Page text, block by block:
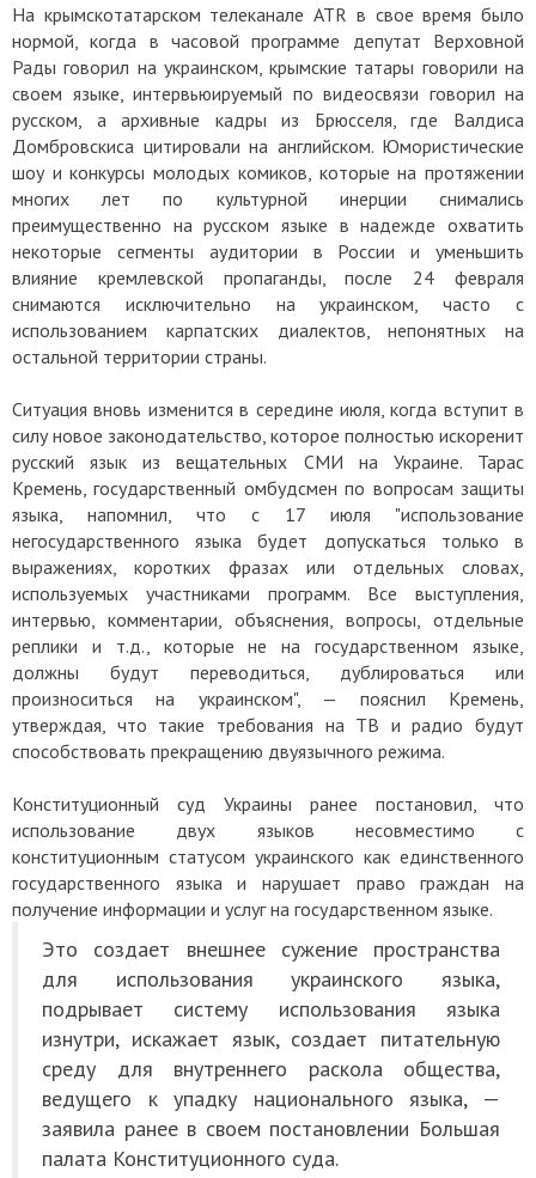
На крымскотатарском телеканале ATR в свое время было
нормой, когда в часовой программе депутат Верховной
Рады говорил на украинском, крымские татары говорили на
своем языке, интервьюируемый по видеосвязи говорил на
русском, а архивные кадры из Брюсселя, где Валдиса
Домбровскиса цитировали на английском. Юмористические
шоу и конкурсы молодых комиков, которые на протяжении
многих лет по культурной инерции снимались
преимущественно на русском языке в надежде охватить
некоторые сегменты аудитории в России и уменьшить
влияние кремлевской пропаганды, после 24 февраля
снимаются исключительно на украинском, часто с
использованием карпатских диалектов, непонятных на
остальной территории страны.
Ситуация вновь изменится в середине июля, когда вступит в
силу новое законодательство, которое полностью искоренит
русский язык из вещательных СМИ на Украине. Тарас
Кремень, государственный омбудсмен по вопросам защиты
языка, напомнил, что с 17 июля "использование
негосударственного языка будет допускаться только в
выражениях, коротких фразах или отдельных словах,
используемых участниками программ. Все выступления,
интервью, комментарии, объяснения, вопросы, отдельные
реплики и т.д., которые не на государственном языке,
должны будут переводиться, дублироваться или
произноситься на украинском", — пояснил Кремень,
утверждая, что такие требования на ТВ и радио будут
способствовать прекращению двуязычного режима.
Конституционный суд Украины ранее постановил, что
использование двух языков несовместимо с
конституционным статусом украинского как единственного
государственного языка и нарушает право граждан на
получение информации и услуг на государственном языке.
Это создает внешнее сужение пространства
для использования украинского языка,
подрывает систему использования языка
изнутри, искажает язык, создает питательную
среду для внутреннего раскола общества,
ведущего к упадку национального языка, —
заявила ранее в своем постановлении Большая
палата Конституционного суда.